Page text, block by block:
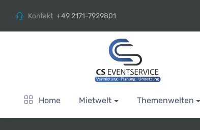
Kontakt +49 2171-7929801
Home Mietwelt Themenwelten